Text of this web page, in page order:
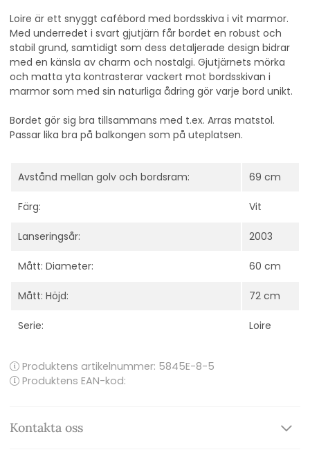
Loire är ett snyggt cafébord med bordsskiva i vit marmor.
Med underredet i svart gjutjärn får bordet en robust och
stabil grund, samtidigt som dess detaljerade design bidrar
med en känsla av charm och nostalgi. Gjutjärnets mörka
och matta yta kontrasterar vackert mot bordsskivan i
marmor som med sin naturliga ådring gör varje bord unikt.
Bordet gör sig bra tillsammans med t.ex. Arras matstol.
Passar lika bra på balkongen som på uteplatsen.
Avstånd mellan golv och bordsram: 69 cm
Färg: Vit
Lanseringsår: 2003
Mått: Diameter: 60 cm
Mått: Höjd: 72 cm
Serie: Loire
Produktens artikelnummer: 5845E-8-5
Produktens EAN-kod:
Kontakta oss